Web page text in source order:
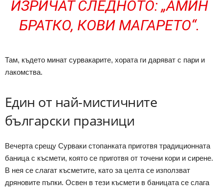
ИЗРИЧАТ СЛЕДНОТО: „АМИН
БРАТКО, КОВИ МАГАРЕТО“.
Там, където минат сурвакарите, хората ги даряват с пари и
лакомства.
Един от най-мистичните
български празници
Вечерта срещу Сурваки стопанката приготвя традиционната
баница с късмети, която се приготвя от точени кори и сирене.
В нея се слагат късметите, като за целта се използват
дряновите пъпки. Освен в тези късмети в баницата се слага